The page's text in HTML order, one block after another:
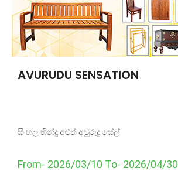
AVURUDU SENSATION
සිංහල හින්දු අළුත් අවුරුදු සේල්
From- 2026/03/10 To- 2026/04/30